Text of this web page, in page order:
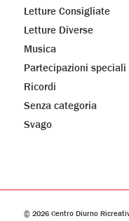
Letture Consigliate
Letture Diverse
Musica
Partecipazioni speciali
Ricordi
Senza categoria
Svago
© 2026 Centro Diurno